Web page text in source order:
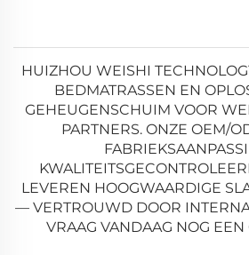
HUIZHOU WEISHI
BEDMATRASSEN EN
GEHEUGENSCHUIM VOOR
PARTNERS. ONZE OEM/
LEVEREN HOOGWAARDIGE
— VERTROUWD DOOR
VRAAG VANDAAG NOG EEN